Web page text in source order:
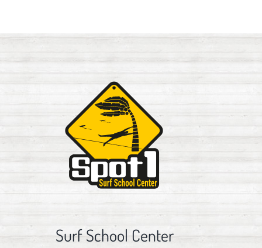
Surf School Center